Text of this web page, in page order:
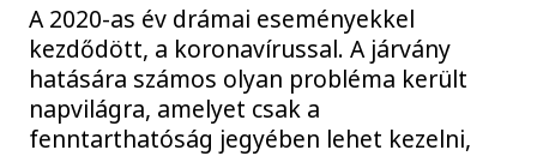
A 2020-as év drámai eseményekkel
kezdődött, a koronavírussal. A járvány
hatására számos olyan probléma került
napvilágra, amelyet csak a
fenntarthatóság jegyében lehet kezelni,